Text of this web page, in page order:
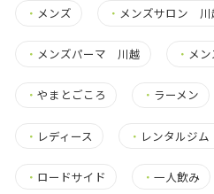
・ メンズ ・ メンズサロン 川
・ メンズパーマ 川越 ・ メ
・ やまとごころ ・ ラーメン
・ レディース ・ レンタルジ
・ ロードサイド ・一人飲み